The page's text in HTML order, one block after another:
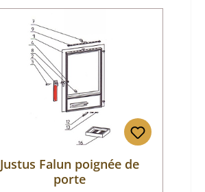
Justus Falun poignée de
porte